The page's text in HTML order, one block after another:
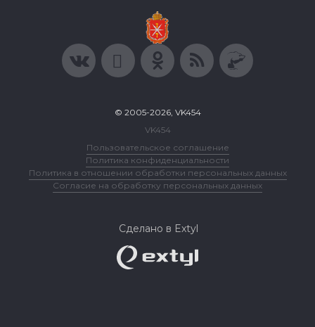
© 2005-2026, VK454
VK454
Пользовательское соглашение
Политика конфиденциальности
Политика в отношении обработки персональных данных
Согласие на обработку персональных данных
Сделано в Extyl